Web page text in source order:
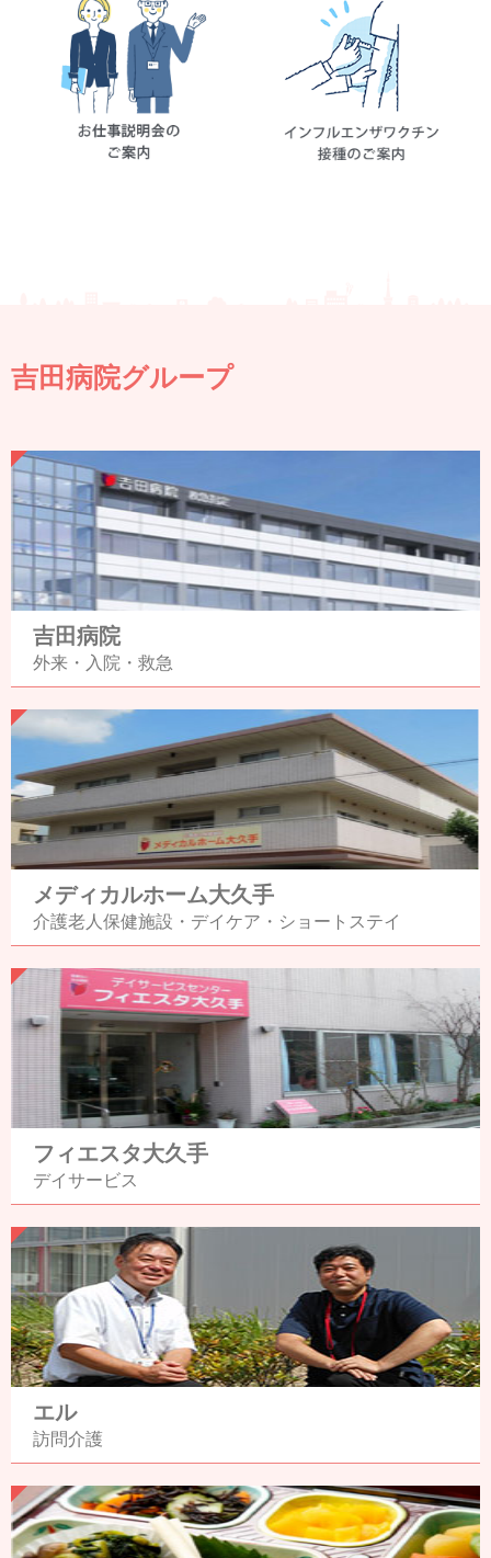
吉田病院グループ
吉田病院
外来・入院・救急
メディカルホーム大久手
介護老人保健施設・ デイケア・ ショートステイ
フィエスタ大久手
デイサービス
エル
訪問介護